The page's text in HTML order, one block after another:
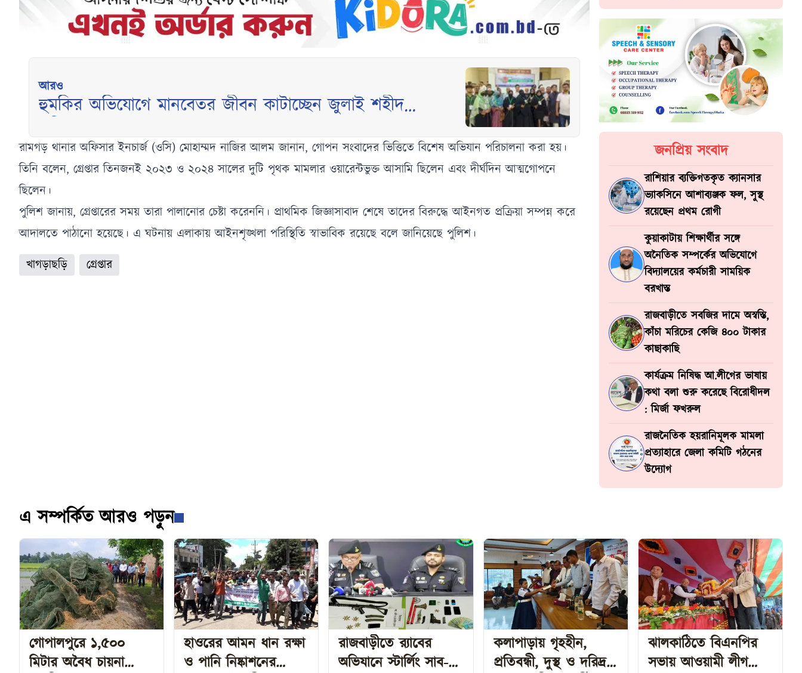
আরও
হুমকির অভিযোগে মানবেতর জীবন কাটাচ্ছেন জুলাই শহীদ
রামগড় থানার অফিসার ইনচার্জ (ওসি) মোহাম্মদ নাজির আলম জানান, গোপন সংবাদের ভিত্তিতে বিশেষ অভিযান পরিচালনা করা হয়।
তিনি বলেন, গ্রেপ্তার তিনজনই ২০২৩ ও ২০২৪ সালের দুটি পৃথক মামলার ওয়ারেন্টভুক্ত আসামি ছিলেন এবং দীর্ঘদিন আত্মগোপনে
ছিলেন।
পুলিশ জানায়, গ্রেপ্তারের সময় তারা পালানোর চেষ্টা করেননি। প্রাথমিক জিজ্ঞাসাবাদ শেষে তাদের বিরুদ্ধে আইনগত প্রক্রিয়া সম্পন্ন করে
আদালতে পাঠানো হয়েছে। এ ঘটনায় এলাকায় আইনশৃঙ্খলা পরিস্থিতি স্বাভাবিক রয়েছে বলে জানিয়েছে পুলিশ।
খাগড়াছড়ি
গ্রেপ্তার
জনপ্রিয় সংবাদ
রাশিয়ার ব্যক্তিগতকৃত ক্যানসার
ভ্যাকসিনে আশাব্যঞ্জক ফল, সুস্থ
রয়েছেন প্রথম রোগী
কুয়াকাটায় শিক্ষার্থীর সঙ্গে
অনৈতিক সম্পর্কের অভিযোগে
বিদ্যালয়ের কর্মচারী সাময়িক
বরখাস্ত
রাজবাড়ীতে সবজির দামে অস্বস্তি,
কাঁচা মরিচের কেজি ৪০০ টাকার
কাছাকাছি
কার্যক্রম নিষিদ্ধ আ.লীগের ভাষায়
কথা বলা শুরু করেছে বিরোধীদল
: মির্জা ফখরুল
রাজনৈতিক হয়রানিমূলক মামলা
প্রত্যাহারে জেলা কমিটি গঠনের
উদ্যোগ
এ সম্পর্কিত আরও পড়ুন
গোপালপুরে ১,৫০০
মিটার অবৈধ চায়না
হাওরের আমন ধান রক্ষা
ও পানি নিষ্কাশনের
রাজবাড়ীতে র‍্যাবের
অভিযানে স্টার্লিং সাব-
কলাপাড়ায় গৃহহীন,
প্রতিবন্ধী, দুস্থ ও দরিদ্র
ঝালকাঠিতে বিএনপির
সভায় আওয়ামী লীগ